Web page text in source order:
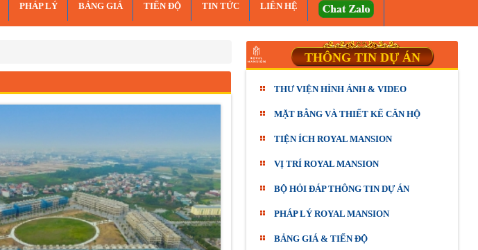
PHÁP LÝ BẢNG GIÁ TIẾN ĐỘ TIN TỨC LIÊN HỆ
THÔNG TIN DỰ ÁN
THƯ VIỆN HÌNH ẢNH & VIDEO
MẶT BẰNG VÀ THIẾT KẾ CĂN HỘ
TIỆN ÍCH ROYAL MANSION
VỊ TRÍ ROYAL MANSION
BỘ HỎI ĐÁP THÔNG TIN DỰ ÁN
PHÁP LÝ ROYAL MANSION
BẢNG GIÁ & TIẾN ĐỘ